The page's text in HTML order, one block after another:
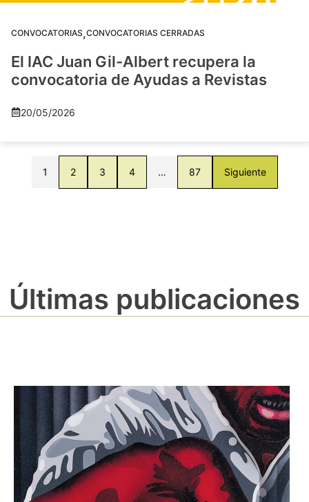
CONVOCATORIAS,CONVOCATORIAS CERRADAS
El IAC Juan Gil-Albert recupera la
convocatoria de Ayudas a Revistas
20/05/2026
1 2 3 4 … 87 Siguiente
Últimas publicaciones